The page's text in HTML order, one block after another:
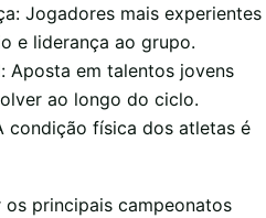
Jogadores mais experientes
e liderança ao grupo.
Aposta em talentos jovens
ao longo do ciclo.
condição física dos atletas é
os principais campeonatos